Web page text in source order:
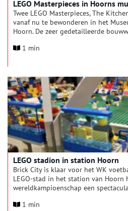
LEGO Masterpieces in Hoorns
Twee LEGO Masterpieces, The
vanaf nu te bewonderen in het
Hoorn. De zeer gedetailleerde
Eén van zijn creaties stond een jaar
het Museum” expositie die nog tot
is.
1 min
LEGO stadion in station Hoorn
Brick City is klaar voor het WK
LEGO-stad in het station van Hoorn
wereldkampioenschap een
een sfeervolle voetbalarena.
1 min